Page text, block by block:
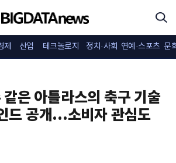
제 산업 테크놀로지 정치·사회 연예·스포츠 문
은 아틀라스의 축구 기술
드 공개...소비자 관심도